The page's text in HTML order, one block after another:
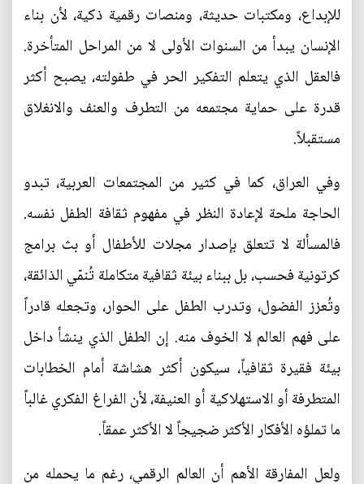
للإبداع، ومكتبات حديثة، ومنصات رقمية ذكية، لأن بناء
الإنسان يبدأ من السنوات الأولى لا من المراحل المتأخرة.
فالعقل الذي يتعلم التفكير الحر في طفولته، يصبح أكثر
قدرة على حماية مجتمعه من التطرف والعنف والانغلاق
مستقبلاً.
وفي العراق، كما في كثير من المجتمعات العربية، تبدو
الحاجة ملحة لإعادة النظر في مفهوم ثقافة الطفل نفسه.
فالمسألة لا تتعلق بإصدار مجلات للأطفال أو بث برامج
كرتونية فحسب، بل ببناء بيئة ثقافية متكاملة تُنمّي الذائقة،
وتُعزز الفضول، وتدرب الطفل على الحوار، وتجعله قادراً
على فهم العالم لا الخوف منه. إن الطفل الذي ينشأ داخل
بيئة فقيرة ثقافياً، سيكون أكثر هشاشة أمام الخطابات
المتطرفة أو الاستهلاكية أو العنيفة، لأن الفراغ الفكري غالباً
ما تملؤه الأفكار الأكثر ضجيجاً لا الأكثر عمقاً.
ولعل المفارقة الأهم أن العالم الرقمي، رغم ما يحمله من